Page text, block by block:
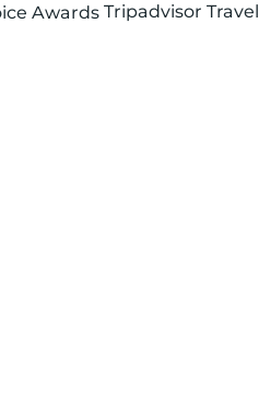
Tripadvisor